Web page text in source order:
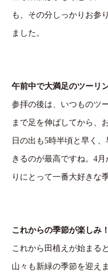
も、その分しっかりお参
ました。
午前中で大満足のツーリ
参拝の後は、いつものツ
まで足を伸ばしてから、
日の出も5時半頃と早く
きるのが最高ですね。4
りにとって一番大好きな
これからの季節が楽しみ！
これから田植えが始まる
山々も新緑の季節を迎え